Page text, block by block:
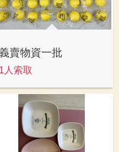
賣物資一批
1人索取